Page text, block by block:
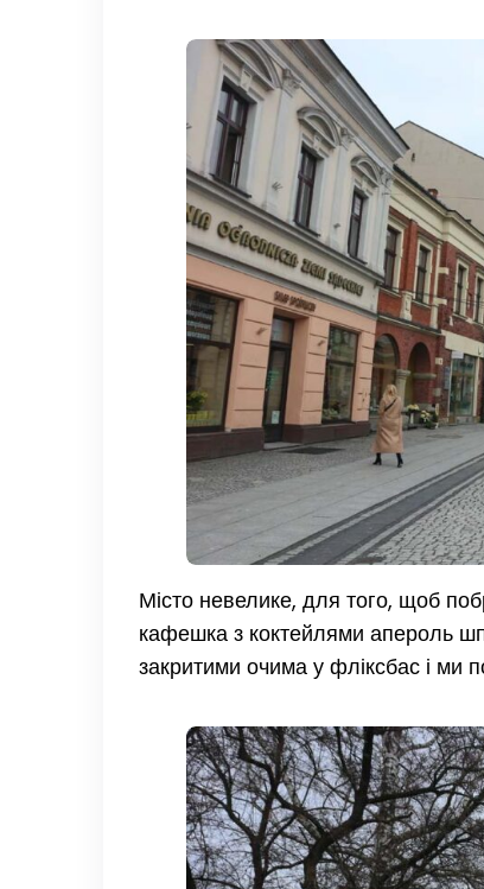
Місто невелике, для того, щоб
кафешка з коктейлями апероль
закритими очима у фліксбас і ми